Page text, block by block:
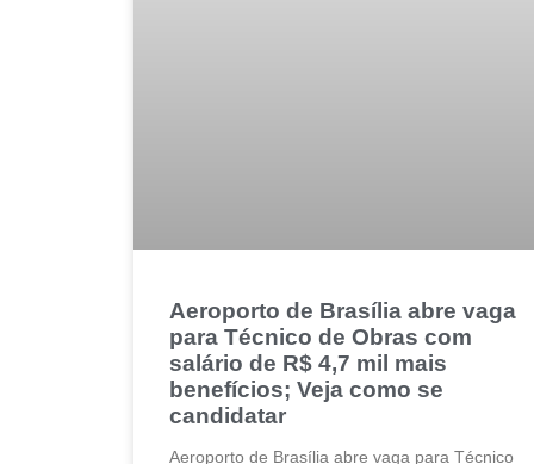
Aeroporto de Brasília abre vaga
para Técnico de Obras com
salário de R$ 4,7 mil mais
benefícios; Veja como se
candidatar
Aeroporto de Brasília abre vaga para Técnico